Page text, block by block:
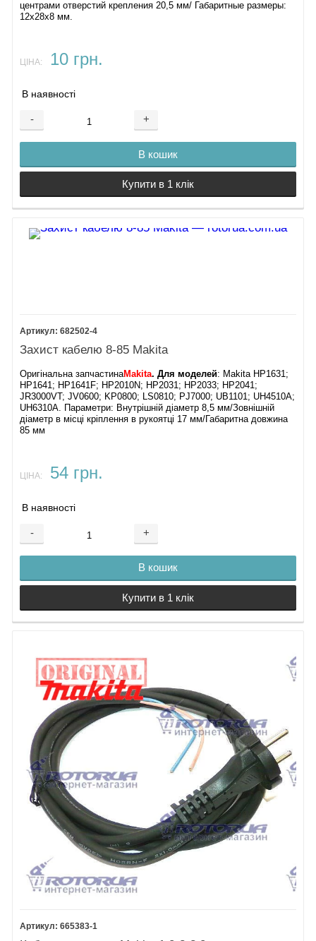
центрами отверстий крепления 20,5 мм/ Габаритные размеры:
12х28х8 мм.
ЦІНА: 10 грн.
В наявності
- +
В кошик
Купити в 1 клік
682502-4
Захист кабелю 8-85 Makita
Оригінальна запчастинаMakita. Для моделей: Makita HP1631;
HP1641; HP1641F; HP2010N; HP2031; HP2033; HP2041;
JR3000VT; JV0600; KP0800; LS0810; PJ7000; UB1101; UH4510A;
UH6310A. Параметри: Внутрішній діаметр 8,5 мм/Зовнішній
діаметр в місці кріплення в рукоятці 17 мм/Габаритна довжина
85 мм
ЦІНА: 54 грн.
В наявності
- +
В кошик
Купити в 1 клік
665383-1